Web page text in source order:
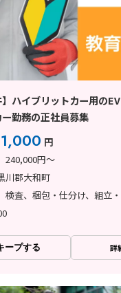
】ハイブリットカー用の
勤務の正社員募集
円
240,000円～
川郡大和町
ープする 詳